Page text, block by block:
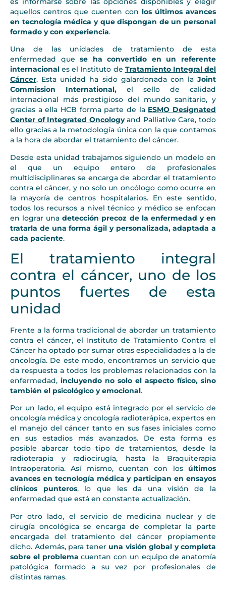
aquellos centros que cuenten con los últimos avances
en tecnología médica y que dispongan de un personal
formado y con experiencia.
Una de las unidades de tratamiento de esta
enfermedad que se ha convertido en un referente
internacionales el Instituto de Tratamiento Integral del
Cáncer. Esta unidad ha sido galardonada con la Joint
Commission International, el sello de calidad
internacional más prestigioso del mundo sanitario, y
gracias a ella HCB forma parte de la ESMO Designated
Center of Integrated Oncologyand Palliative Care, todo
ello gracias a la metodología única con la que contamos
a la hora de abordar el tratamiento del cáncer.
Desde esta unidad trabajamos siguiendo un modelo en
el que un equipo entero de profesionales
multidisciplinares se encarga de abordar el tratamiento
contra el cáncer, y no solo un oncólogo como ocurre en
la mayoría de centros hospitalarios. En este sentido,
todos los recursos a nivel técnico y médico se enfocan
en lograr unadetección precoz de la enfermedad y en
tratarla de una forma ágil y personalizada, adaptada a
cada paciente.
El tratamiento integral
contra el cáncer, uno de los
puntos fuertes de esta
unidad
Frente a la forma tradicional de abordar un tratamiento
contra el cáncer, el Instituto de Tratamiento Contra el
Cáncer ha optado por sumar otras especialidades a la de
oncología. De este modo, encontramos un servicio que
da respuesta a todos los problemas relacionados con la
enfermedad, incluyendo no solo el aspecto físico, sino
también el psicológico y emocional.
Por un lado, el equipo está integrado por el servicio de
oncología médica y oncología radioterápica, expertos en
el manejo del cáncer tanto en sus fases iniciales como
en sus estadios más avanzados. De esta forma es
posible abarcar todo tipo de tratamientos, desde la
radioterapia y radiocirugía, hasta la Braquiterapia
Intraoperatoria. Así mismo, cuentan con los últimos
avances en tecnología médica y participan en ensayos
clínicos punteros, lo que les da una visión de la
enfermedad que está en constante actualización.
Por otro lado, el servicio de medicina nuclear y de
cirugía oncológica se encarga de completar la parte
encargada del tratamiento del cáncer propiamente
dicho. Además, para tener una visión global y completa
sobre el problema cuentan con un equipo de anatomía
patológica formado a su vez por profesionales de
distintas ramas.